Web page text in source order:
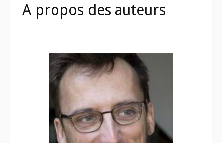
A propos des auteurs